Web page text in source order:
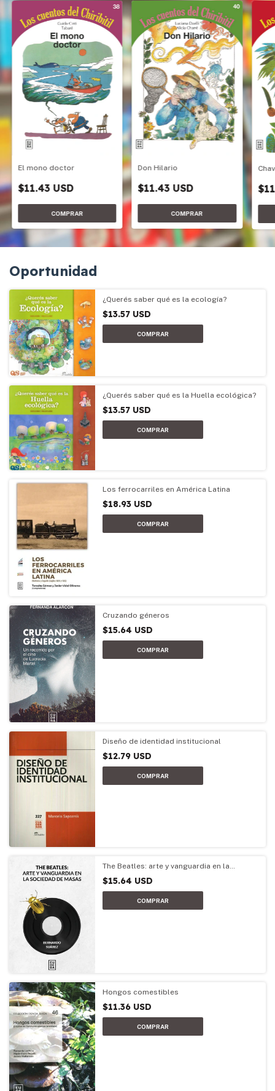
El mono doctor
$11.43 USD
Don Hilario
$11.43 USD
Oportunidad
¿Querés saber qué es la ecología?
$13.57 USD
¿Querés saber qué es la Huella ecológica?
$13.57 USD
Los ferrocarriles en América Latina
$18.93 USD
Cruzando géneros
$15.64 USD
Diseño de identidad institucional
$12.79 USD
The Beatles: arte y vanguardia en la
$15.64 USD
Hongos comestibles
$11.36 USD